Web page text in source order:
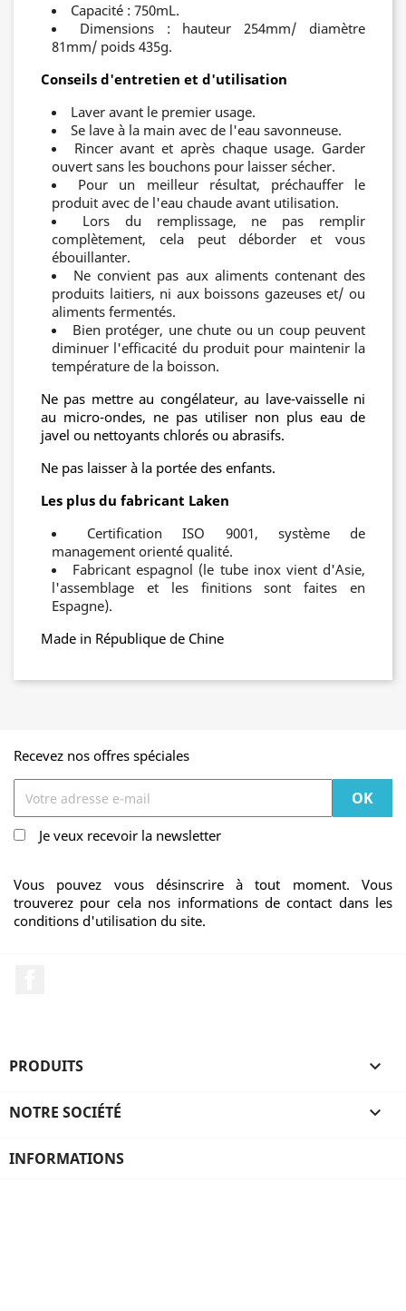
Capacité : 750mL.
Dimensions : hauteur 254mm/ diamètre
81mm/ poids 435g.
Conseils d'entretien et d'utilisation
Laver avant le premier usage.
Se lave à la main avec de l'eau savonneuse.
Rincer avant et après chaque usage. Garder
ouvert sans les bouchons pour laisser sécher.
Pour un meilleur résultat, préchauffer le
produit avec de l'eau chaude avant utilisation.
Lors du remplissage, ne pas remplir
complètement, cela peut déborder et vous
ébouillanter.
Ne convient pas aux aliments contenant des
produits laitiers, ni aux boissons gazeuses et/ ou
aliments fermentés.
Bien protéger, une chute ou un coup peuvent
diminuer l'efficacité du produit pour maintenir la
température de la boisson.
Ne pas mettre au congélateur, au lave-vaisselle ni
au micro-ondes, ne pas utiliser non plus eau de
javel ou nettoyants chlorés ou abrasifs.
Ne pas laisser à la portée des enfants.
Les plus du fabricant Laken
Certification ISO 9001, système de
management orienté qualité.
Fabricant espagnol (le tube inox vient d'Asie,
l'assemblage et les finitions sont faites en
Espagne).
Made in République de Chine
Recevez nos offres spéciales
Je veux recevoir la newsletter
Vous pouvez vous désinscrire à tout moment. Vous
trouverez pour cela nos informations de contact dans les
conditions d'utilisation du site.
PRODUITS 
NOTRE SOCIÉTÉ 
INFORMATIONS